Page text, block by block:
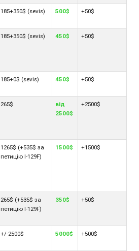
185+350$ (sevis) 500$ +50$
185+350$ (sevis) 450$ +50$
185+0$ (sevis) 450$ +50$
265$
від
2500$
+2500$
1265$ (+535$ за
петицію I-129F)
1500$ +1500$
265$ (+535$ за
петицію I-129F)
350$ +50$
+/-2500$ 5000$ +500$